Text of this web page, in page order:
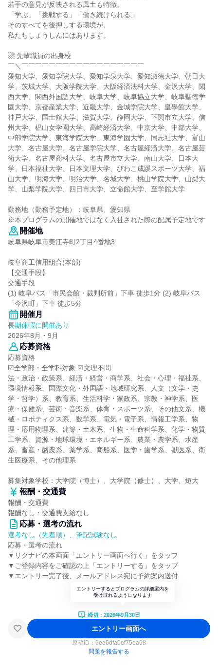
若手の意見が反映される風土も特徴。
「学ぶ」「挑戦する」「働き続けられる」
そのすべてを後押しする環境が、
私たちしょうしんにはあります。
▩ 先輩職員の出身校
￣＼￣￣￣￣￣￣￣￣￣￣￣￣￣￣￣￣￣￣
愛知大学、愛知学院大学、愛知学泉大学、愛知淑徳大学、朝日大
学、茨城大学、大阪学院大学、大阪経済法科大学、金沢大学、関
西大学、関西外国語大学、岐阜大学、岐阜協立大学、岐阜聖徳学
園大学、京都産業大学、近畿大学、金城学院大学、皇學館大学、
神戸大学、国士舘大学、滋賀大学、静岡大学、下関市立大学、信
州大学、椙山女学園大学、高崎経済大学、中京大学、中部大学、
中部学院大学、東海学院大学、東海学園大学、同志社大学、富山
大学、名古屋大学、名古屋学院大学、名古屋経済大学、名古屋芸
術大学、名古屋商科大学、名古屋市立大学、南山大学、日本大
学、日本福祉大学、日本文理大学、びわこ成蹊スポーツ大学、福
山大学、明海大学、明治大学、名城大学、桃山学院大学、山梨大
学、山梨学院大学、四日市大学、立命館大学、至学館大学
勤務地（勤務予定地）：岐阜県、愛知県
※本プログラムの開催地ではなく入社された際の配属予定地です
開催地
岐阜県岐阜市美江寺町2丁目4番地3
岐阜商工信用組合(本部)
【交通手段】
交通手段
(1) 岐阜バス「市民会館・裁判所前」下車 徒歩1分 (2) 岐阜バス
「今沢町」下車 徒歩5分
開催月
長期休暇に開催あり
2026年8月・9月
応募資格
応募資格
☑全学部・全学科対象 ☑文理不問
法・政治・政策系、経済・経営・商学系、社会・心理・福祉系、
環境情報系、国際文化・外国語・地域研究系、人文（文学・史
学・哲学）系、教育系、生活科学・家政系、宗教・神学系、医
療・保健系、芸術・音楽系、体育・スポーツ系、その他文系、機
械・ロボティクス系、数学系、電気・電子系、情報工学系、物
理・応用物理系、建築・土木系、生物・生命科学系、化学・物質
工学系、資源・地球環境・エネルギー系、農業・農学系、水産
系、畜産・酪農系、薬学系、商船系、医学・歯学系、獣医系、衛
生医療系、その他理系
募集対象学校：大学院（博士）、大学院（修士）、大学、短大
報酬・交通費
報酬・交通費
報酬なし・交通費支給なし
応募・選考の流れ
選考なし（先着順）、筆記試験なし
応募・選考の流れ
▼リクナビの本画面「エントリー画面へ行く」をタップ
▼ご登録内容をご確認の上「エントリーする」をタップ
▼エントリー完了後、メールアドレス宛に予約案内送付
エントリーするとプログラムの詳細案内を
受け取れるようになります
締切：2026年9月30日
エントリー画面へ
原稿ID： 6ee6dfa0ef75ea68
問題を報告する